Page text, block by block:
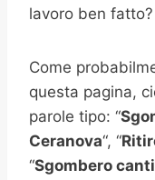
lavoro ben fatto?
Come
questa pagina,
parole tipo: “
Ceranova“, “
“Sgombero